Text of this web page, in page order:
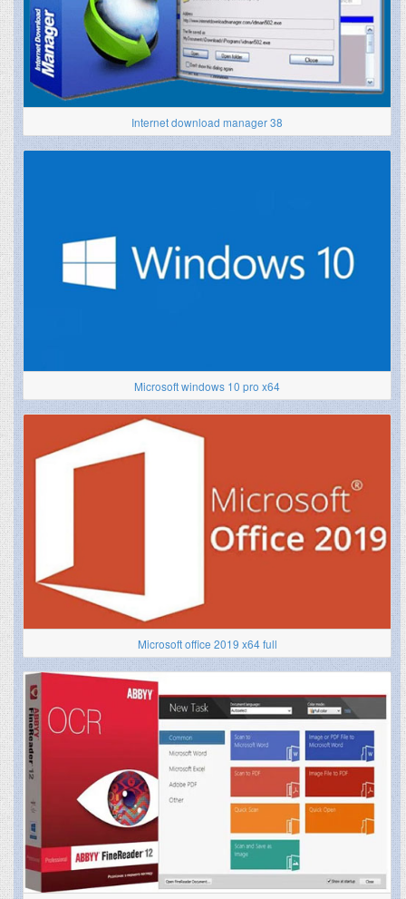
Internet download manager 38
Microsoft windows 10 pro x64
Microsoft office 2019 x64 full